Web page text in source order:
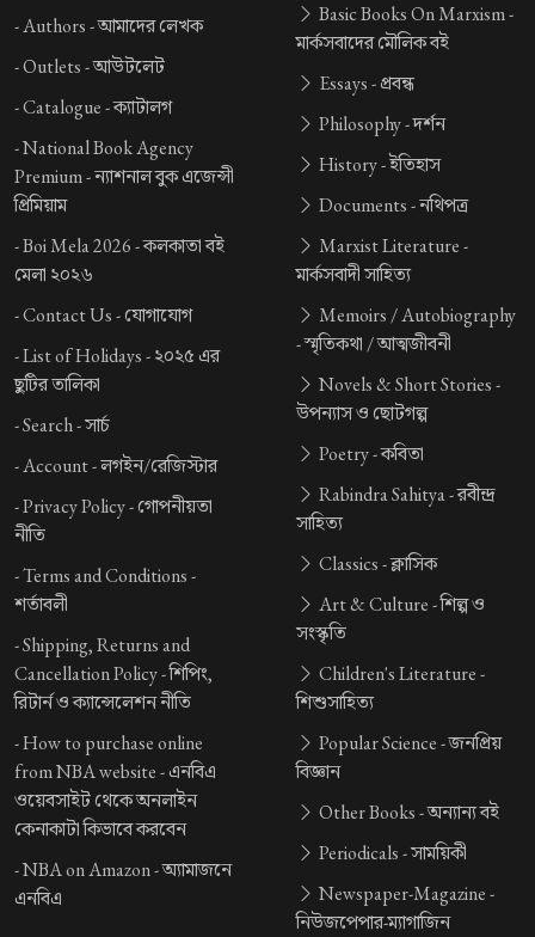
-Authors -আমাদের লেখক
-Outlets -আউটলেট
-Catalogue -ক্যাটালগ
-National Book Agency
Premium -ন্যাশনাল বুক এজেন্সী
প্রিমিয়াম
-Boi Mela 2026 -কলকাতা বই
মেলা ২০২৬
-Contact Us -যোগাযোগ
-List of Holidays -২০২৫ এর
ছুটির তালিকা
-Search -সার্চ
-Account -লগইন/রেজিস্টার
-Privacy Policy -গোপনীয়তা
নীতি
-Terms and Conditions -
শর্তাবলী
-Shipping, Returns and
Cancellation Policy -শিপিং,
রিটার্ন ও ক্যান্সেলেশন নীতি
-How to purchase online
from NBA website -এনবিএ
ওয়েবসাইট থেকে অনলাইন
কেনাকাটা কিভাবে করবেন
-NBA on Amazon -অ্যামাজনে
এনবিএ
Basic Books On Marxism -
মার্কসবাদের মৌলিক বই
Essays -প্রবন্ধ
Philosophy -দর্শন
History -ইতিহাস
Documents -নথিপত্র
Marxist Literature -
মার্কসবাদী সাহিত্য
Memoirs / Autobiography
-স্মৃতিকথা / আত্মজীবনী
Novels & Short Stories -
উপন্যাস ও ছোটগল্প
Poetry -কবিতা
Rabindra Sahitya -রবীন্দ্র
সাহিত্য
Classics -ক্লাসিক
Art & Culture -শিল্প ও
সংস্কৃতি
Children's Literature -
শিশুসাহিত্য
Popular Science -জনপ্রিয়
বিজ্ঞান
Other Books -অন্যান্য বই
Periodicals -সাময়িকী
Newspaper-Magazine -
নিউজপেপার-ম্যাগাজিন